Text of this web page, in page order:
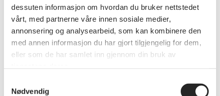
dessuten informasjon om hvordan du bruker nettstedet
vårt, med partnerne våre innen sosiale medier,
annonsering og analysearbeid, som kan kombinere den
med annen informasjon du har gjort tilgjengelig for dem,
eller som de har samlet inn gjennom din bruk av
Nødvendig
Politikk